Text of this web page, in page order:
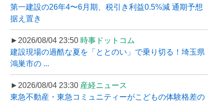
第一建設の26年4〜6月期、税引き利益0.5%減 通期予想
据え置き
►2026/08/04 23:50 時事ドットコム
建設現場の過酷な夏を「ととのい」で乗り切る！埼玉県
鴻巣市の ...
►2026/08/04 23:30 産経ニュース
東急不動産・東急コミュニティーがこどもの体験格差の